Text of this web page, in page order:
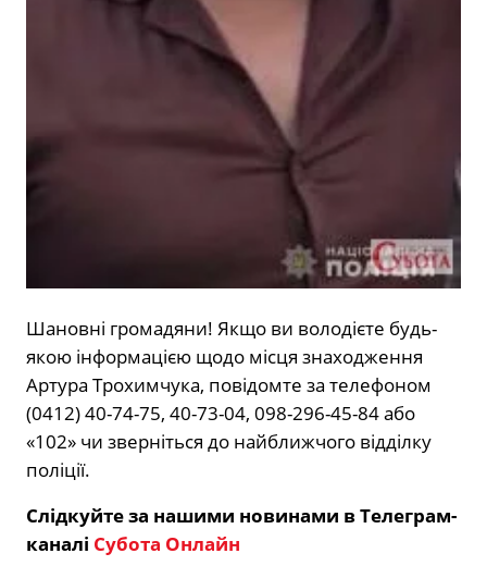
Шановні громадяни! Якщо ви володієте будь-
якою інформацією щодо місця знаходження
Артура Трохимчука, повідомте за телефоном
(0412) 40-74-75, 40-73-04, 098-296-45-84 або
«102» чи зверніться до найближчого відділку
поліції.
Слідкуйте за нашими новинами в Телеграм-
каналі Субота Онлайн